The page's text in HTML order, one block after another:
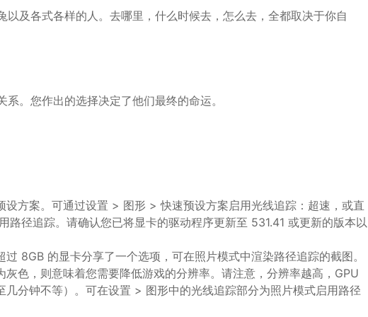
及各式各样的人。去哪里，什么时候去，怎么去，全都取决于你自
。您作出的选择决定了他们最终的命运。
方案。可通过设置 > 图形 > 快速预设方案启用光线追踪：超速，或直
路径追踪。请确认您已将显卡的驱动程序更新至 531.41 或更新的版本以
8GB 的显卡分享了一个选项，可在照片模式中渲染路径追踪的截图。
色，则意味着您需要降低游戏的分辨率。请注意，分辨率越高，GPU
分钟不等）。可在设置 > 图形中的光线追踪部分为照片模式启用路径